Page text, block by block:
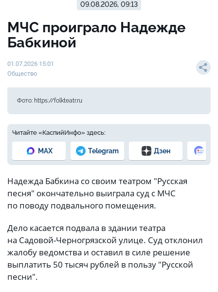
09.08.2026, 09:13
МЧС проиграло Надежде
Бабкиной
01.07.2026 15:01
Общество
Фото: https://folkteatr.ru
Читайте «КаспийИнфо» здесь:
MAX Telegram Дзен
Надежда Бабкина со своим театром "Русская
песня" окончательно выиграла суд с МЧС
по поводу подвального помещения.
Дело касается подвала в здании театра
на Садовой-Черногрязской улице. Суд отклонил
жалобу ведомства и оставил в силе решение
выплатить 50 тысяч рублей в пользу "Русской
песни".